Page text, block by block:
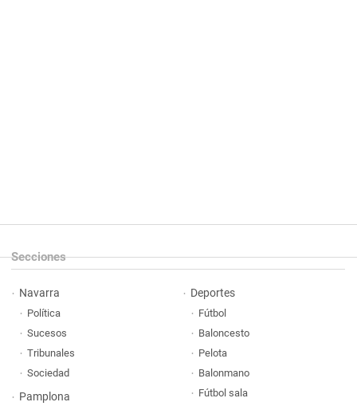
Secciones
Navarra
Política
Sucesos
Tribunales
Sociedad
Pamplona
Deportes
Fútbol
Baloncesto
Pelota
Balonmano
Fútbol sala